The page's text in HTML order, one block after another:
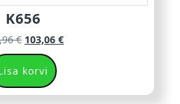
K656
€ 103,06 €
korvi